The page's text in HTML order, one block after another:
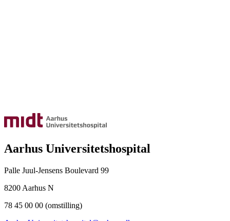
Aarhus Universitetshospital
Palle Juul-Jensens Boulevard 99
8200 Aarhus N
78 45 00 00 (omstilling)